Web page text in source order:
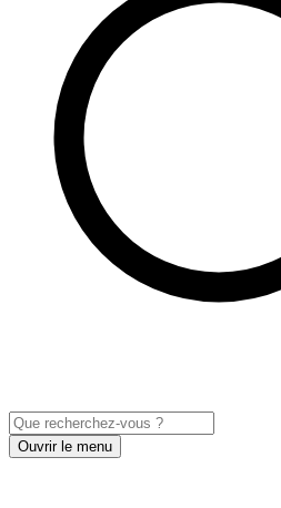
Ouvrir le menu